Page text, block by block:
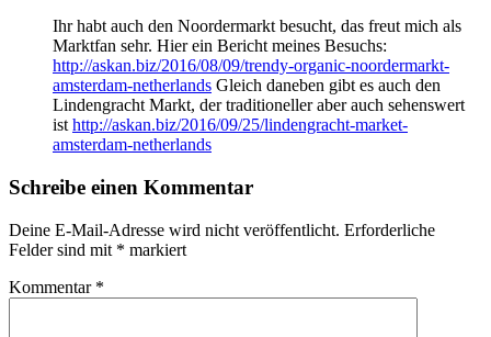
Ihr habt auch den Noordermarkt besucht, das freut mich als
Marktfan sehr. Hier ein Bericht meines Besuchs:
http://askan.biz/2016/08/09/trendy-organic-noordermarkt-
amsterdam-netherlands Gleich daneben gibt es auch den
Lindengracht Markt, der traditioneller aber auch sehenswert
ist http://askan.biz/2016/09/25/lindengracht-market-
amsterdam-netherlands
Schreibe einen Kommentar
Deine E-Mail-Adresse wird nicht veröffentlicht. Erforderliche
Felder sind mit * markiert
Kommentar *